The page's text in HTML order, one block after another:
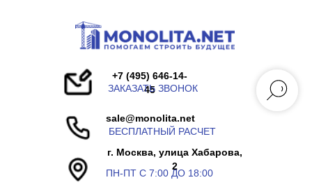
г. Москва, улица Хабарова,
ПН-ПТ С 7:00 ДО 18:00
45
ЗАКАЗАТЬ ЗВОНОК
БЕСПЛАТНЫЙ РАСЧЕТ